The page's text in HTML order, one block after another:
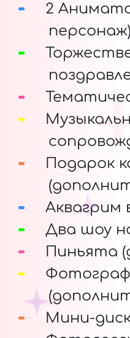
2
персонаж)
Подарок
Аквагрим
Два шоу
Пиньята
Фотограф
Мини-